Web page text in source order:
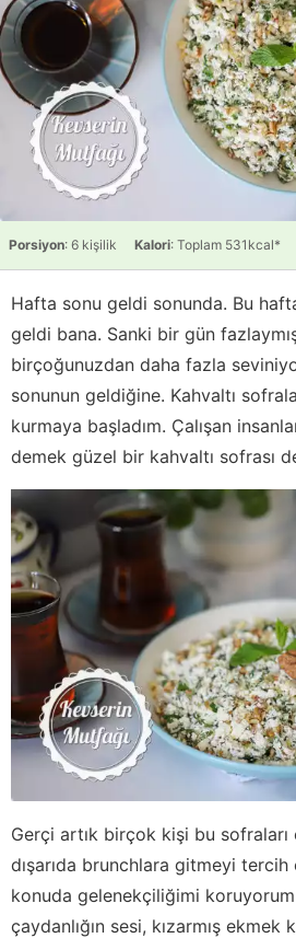
Porsiyon: 6 kişilik Kalori: Toplam 531kcal*
Hafta sonu geldi sonunda. Bu
geldi bana. Sanki bir gün
birçoğunuzdan daha fazla
sonunun geldiğine. Kahvaltı
kurmaya başladım. Çalışan
demek güzel bir kahvaltı sofrası
Gerçi artık birçok kişi bu
dışarıda brunchlara gitmeyi
konuda gelenekçiliğimi
çaydanlığın sesi, kızarmış